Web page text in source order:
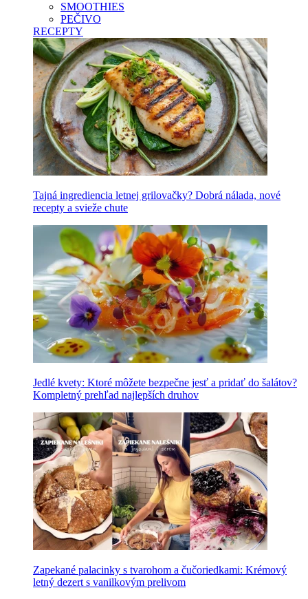
SMOOTHIES
PEČIVO
RECEPTY
Tajná ingrediencia letnej grilovačky? Dobrá nálada, nové
recepty a svieže chute
Jedlé kvety: Ktoré môžete bezpečne jesť a pridať do šalátov?
Kompletný prehľad najlepších druhov
Zapekané palacinky s tvarohom a čučoriedkami: Krémový
letný dezert s vanilkovým prelivom